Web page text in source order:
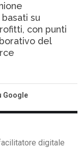
su
con punti
del
Google
digitale